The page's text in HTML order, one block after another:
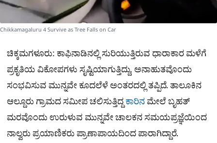
Chikkamagaluru 4 Survive as Tree Falls on Car
ಚಿಕ್ಕಮಗಳೂರು: ಕಾಫಿನಾಡಿನಲ್ಲಿ ಸುರಿಯುತ್ತಿರುವ ಧಾರಾಕಾರ ಮಳೆಗೆ
ಪ್ರಕೃತಿಯ ವಿಕೋಪಗಳು ಸೃಷ್ಟಿಯಾಗುತ್ತಿದ್ದು, ಅನಾಹುತವೊಂದು
ಸಂಭವಿಸುವ ಮುನ್ನವೇ ಕೂದಲೆಳೆ ಅಂತರದಲ್ಲಿ ತಪ್ಪಿದೆ. ತಾಲೂಕಿನ
ಆಲ್ದೂರು ಗ್ರಾಮದ ಸಮೀಪ ಚಲಿಸುತ್ತಿದ್ದಕಾರಿನಮೇಲೆ ಬೃಹತ್
ಮರವೊಂದು ಉರುಳುವ ಮುನ್ನವೇ ಚಾಲಕನ ಸಮಯಪ್ರಜ್ಞೆಯಿಂದ
ನಾಲ್ವರು ಪ್ರಯಾಣಿಕರು ಪ್ರಾಣಾಪಾಯದಿಂದ ಪಾರಾಗಿದ್ದಾರೆ.